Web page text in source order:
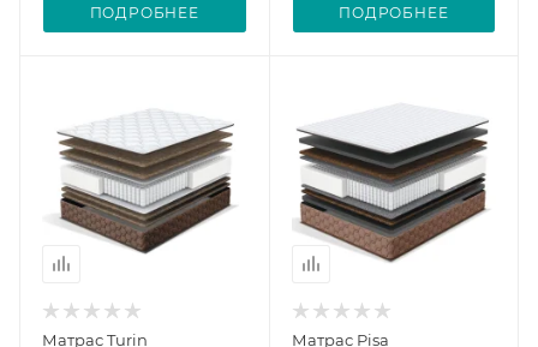
ПОДРОБНЕЕ ПОДРОБНЕЕ
Матрас Turin Матрас Pisa